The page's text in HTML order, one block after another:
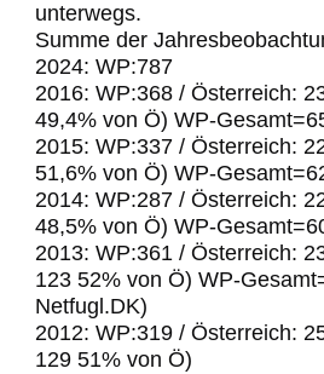
unterwegs.
Summe der
2024: WP:787
2016: WP:368 / Österreich:
49,4% von Ö) WP-
2015: WP:337 / Österreich:
51,6% von Ö) WP-
2014: WP:287 / Österreich:
48,5% von Ö) WP-
2013: WP:361 / Österreich:
123 52% von Ö) WP-
Netfugl.DK)
2012: WP:319 / Österreich:
129 51% von Ö)